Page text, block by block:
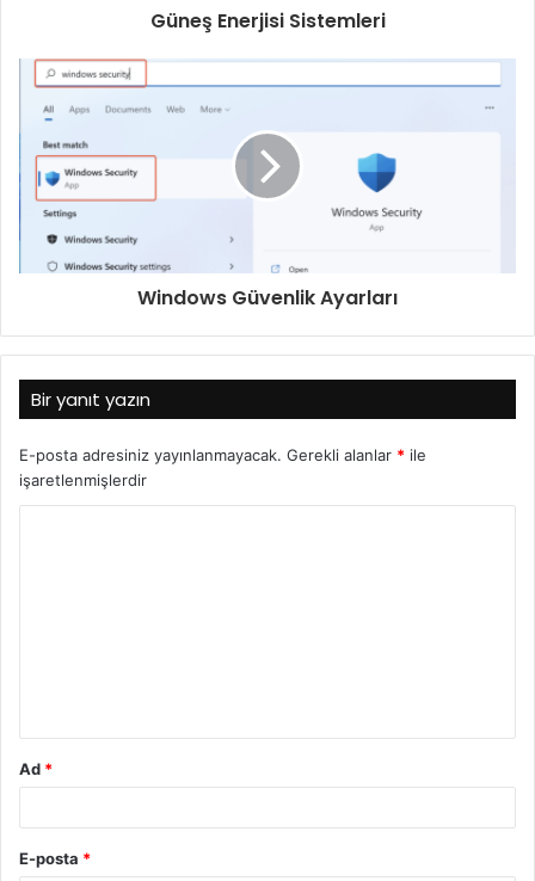
Güneş Enerjisi Sistemleri
Windows Güvenlik Ayarları
Bir yanıt yazın
E-posta adresiniz yayınlanmayacak. Gerekli alanlar * ile
işaretlenmişlerdir
Ad *
E-posta *